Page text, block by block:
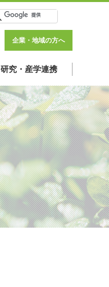
企業・地域の方へ
研究・産学連携